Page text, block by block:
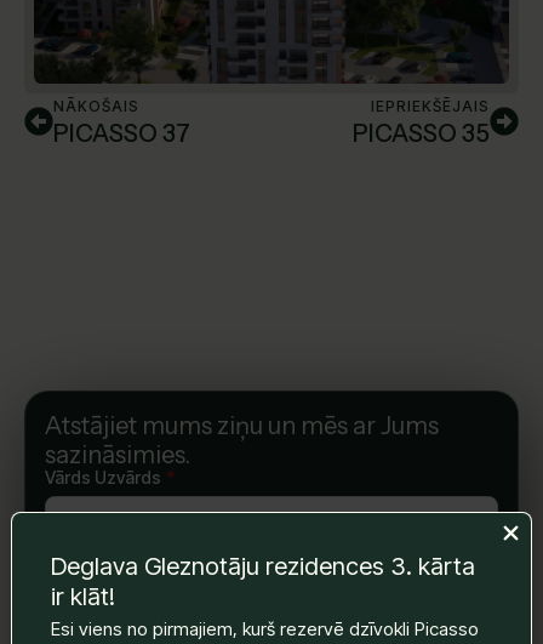
NĀKOŠAIS
PICASSO 37
IEPRIEKŠĒJAIS
PICASSO 35
Atstājiet mums ziņu un mēs ar Jums
sazināsimies.
Vārds Uzvārds *
E-pasts *
Deglava Gleznotāju rezidences 3. kārta
ir klāt!
Esi viens no pirmajiem, kurš rezervē dzīvokli Picasso